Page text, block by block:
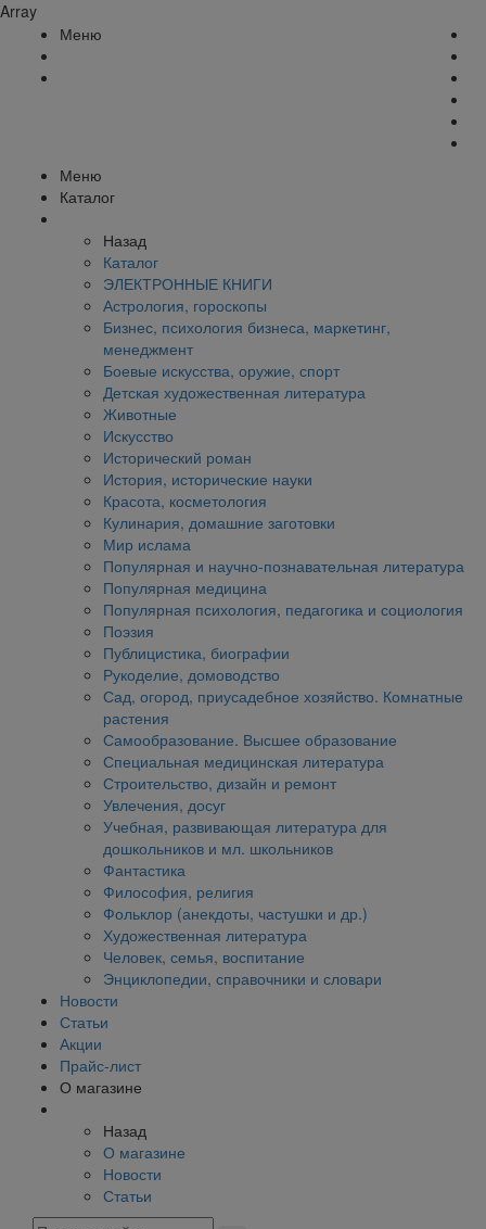
Array
Меню
Меню
Каталог
Назад
Каталог
ЭЛЕКТРОННЫЕ КНИГИ
Астрология, гороскопы
Бизнес, психология бизнеса, маркетинг,
менеджмент
Боевые искусства, оружие, спорт
Детская художественная литература
Животные
Искусство
Исторический роман
История, исторические науки
Красота, косметология
Кулинария, домашние заготовки
Мир ислама
Популярная и научно-познавательная литература
Популярная медицина
Популярная психология, педагогика и социология
Поэзия
Публицистика, биографии
Рукоделие, домоводство
Сад, огород, приусадебное хозяйство. Комнатные
растения
Самообразование. Высшее образование
Специальная медицинская литература
Строительство, дизайн и ремонт
Увлечения, досуг
Учебная, развивающая литература для
дошкольников и мл. школьников
Фантастика
Философия, религия
Фольклор (анекдоты, частушки и др.)
Художественная литература
Человек, семья, воспитание
Энциклопедии, справочники и словари
Новости
Статьи
Акции
Прайс-лист
О магазине
Назад
О магазине
Новости
Статьи